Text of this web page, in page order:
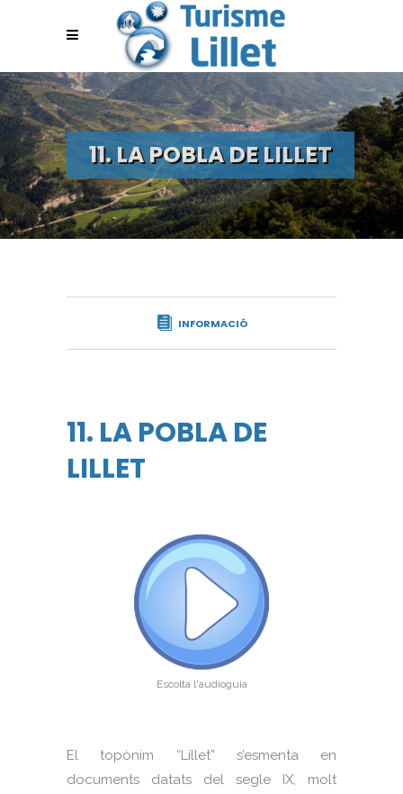
11. LA POBLA DE LILLET
INFORMACIÓ
11. LA POBLA DE
LILLET
Escolta l'audioguia
El topònim “Lillet” s’esmenta en
documents datats del segle IX, molt